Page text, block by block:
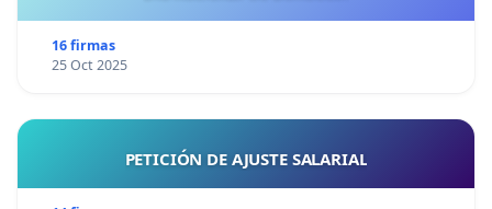
16 firmas
25 Oct 2025
PETICIÓN DE AJUSTE SALARIAL